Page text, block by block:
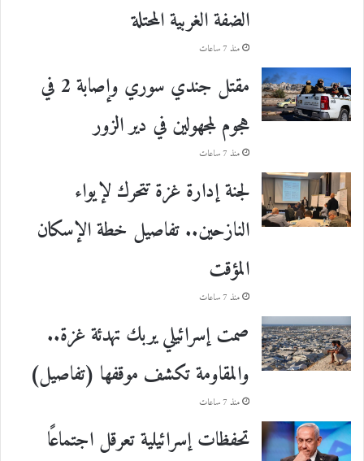
الضفة الغربية المحتلة
منذ 7 ساعات
مقتل جندي سوري وإصابة 2 في
هجوم لمجهولين في دير الزور
منذ 7 ساعات
لجنة إدارة غزة تتحرك لإيواء
النازحين.. تفاصيل خطة الإسكان
المؤقت
منذ 7 ساعات
صمت إسرائيلي يربك تهدئة غزة..
والمقاومة تكشف موقفها (تفاصيل)
منذ 7 ساعات
تحفظات إسرائيلية تعرقل اجتماعًا